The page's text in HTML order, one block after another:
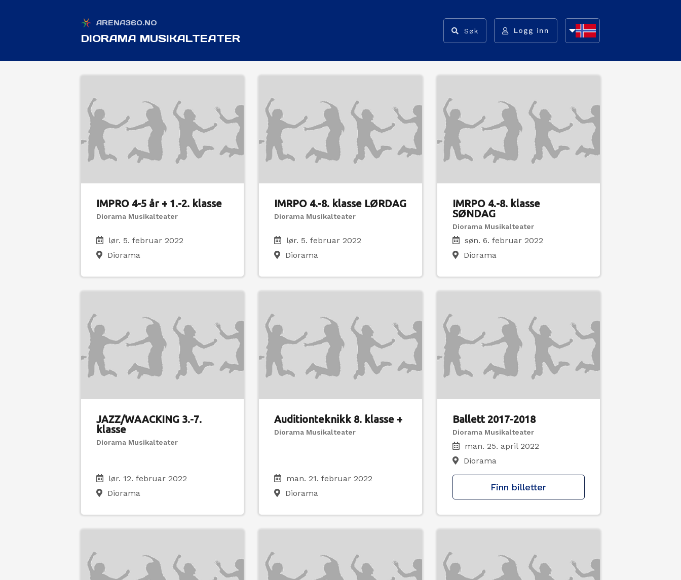
ARENA360.NO
DIORAMA MUSIKALTEATER
Søk Logg inn
IMPRO 4-5 år + 1.-2. klasse
Diorama Musikalteater
lør. 5. februar 2022
Diorama
IMRPO 4.-8. klasse LØRDAG
Diorama Musikalteater
lør. 5. februar 2022
Diorama
IMRPO 4.-8. klasse
SØNDAG
Diorama Musikalteater
søn. 6. februar 2022
Diorama
JAZZ/WAACKING 3.-7.
klasse
Diorama Musikalteater
lør. 12. februar 2022
Diorama
Auditionteknikk 8. klasse +
Diorama Musikalteater
man. 21. februar 2022
Diorama
Ballett 2017-2018
Diorama Musikalteater
man. 25. april 2022
Diorama
Finn billetter